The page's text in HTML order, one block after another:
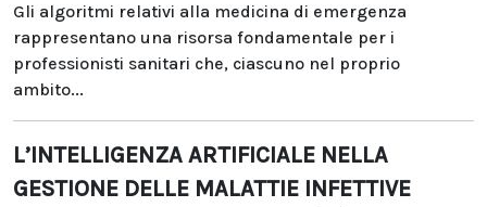
Gli algoritmi relativi alla medicina di emergenza
rappresentano una risorsa fondamentale per i
professionisti sanitari che, ciascuno nel proprio
ambito...
L’INTELLIGENZA ARTIFICIALE NELLA
GESTIONE DELLE MALATTIE INFETTIVE